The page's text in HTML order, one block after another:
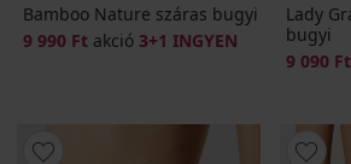
Bamboo Nature száras bugyi
9 990 Ft akció 3+1 INGYEN
Lady
bugyi
9 090 Ft